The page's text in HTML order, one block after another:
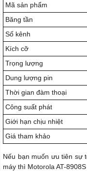
Mã sản phẩm
Băng tần
Số kênh
Kích cỡ
Trọng lượng
Dung lượng pin
Thời gian đàm thoại
Công suất phát
Giới hạn chịu nhiệt
Giá tham khảo
Nếu bạn muốn ưu tiên sự
máy thì Motorola AT-